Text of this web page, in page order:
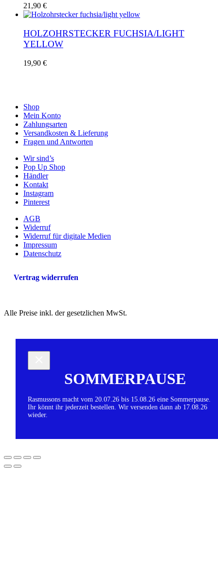
21,90 €
HOLZOHRSTECKER FUCHSIA/LIGHT
YELLOW
19,90 €
Shop
Mein Konto
Zahlungsarten
Versandkosten & Lieferung
Fragen und Antworten
Wir sind’s
Pop Up Shop
Händler
Kontakt
Instagram
Pinterest
AGB
Widerruf
Widerruf für digitale Medien
Impressum
Datenschutz
Vertrag widerrufen
Alle Preise inkl. der gesetzlichen MwSt.
SOMMERPAUSE
Rasmussons macht vom 20.07.26 bis 15.08.26 eine Sommerpause.
Ihr könnt ihr jederzeit bestellen. Wir versenden dann ab 17.08.26
wieder.